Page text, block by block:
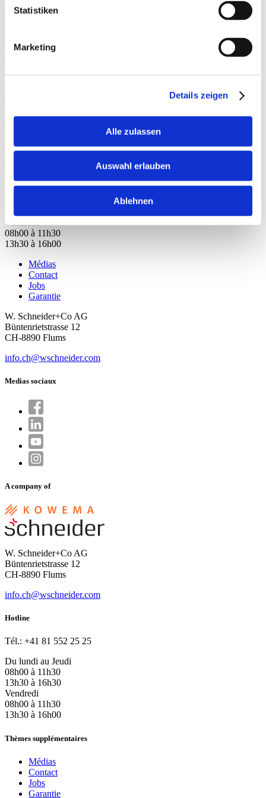
Statistiken
Marketing
Details zeigen
Alle zulassen
Auswahl erlauben
Ablehnen
confidentialité
language
Thèmes supplémentaires
Du lundi au Jeudi
Vendredi
08h00 à 11h30
13h30 à 16h00
Médias
Contact
Jobs
Garantie
W. Schneider+Co AG
Büntenrietstrasse 12
CH-8890 Flums
info.ch@wschneider.com
Medias sociaux
A company of
W. Schneider+Co AG
Büntenrietstrasse 12
CH-8890 Flums
info.ch@wschneider.com
Hotline
Tél.: +41 81 552 25 25
Du lundi au Jeudi
08h00 à 11h30
13h30 à 16h30
Vendredi
08h00 à 11h30
13h30 à 16h00
Thèmes supplémentaires
Médias
Contact
Jobs
Garantie